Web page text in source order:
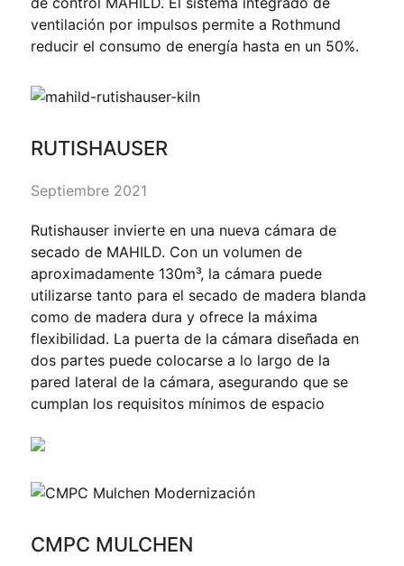
ventilación por impulsos permite a Rothmund
reducir el consumo de energía hasta en un 50%.
RUTISHAUSER
Septiembre 2021
Rutishauser invierte en una nueva cámara de
secado de MAHILD. Con un volumen de
aproximadamente 130m³, la cámara puede
utilizarse tanto para el secado de madera blanda
como de madera dura y ofrece la máxima
flexibilidad. La puerta de la cámara diseñada en
dos partes puede colocarse a lo largo de la
pared lateral de la cámara, asegurando que se
cumplan los requisitos mínimos de espacio
CMPC MULCHEN